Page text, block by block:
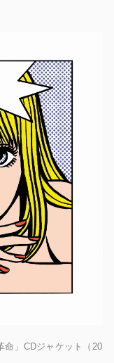
命」CDジャケット（20